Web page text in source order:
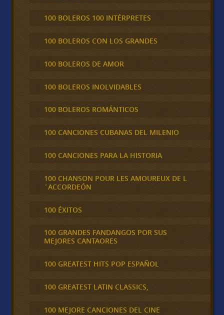
100 BOLEROS 100 INTÉRPRETES
100 BOLEROS CON LOS GRANDES
100 BOLEROS DE AMOR
100 BOLEROS INOLVIDABLES
100 BOLEROS ROMÁNTICOS
100 CANCIONES CUBANAS DEL MILENIO
100 CANCIONES PARA LA HISTORIA
100 CHANSON POUR LES AMOUREUX DE L
´ACCORDEÓN
100 ÉXITOS
100 GRANDES FANDANGOS POR SUS
MEJORES CANTAORES
100 GREATEST HITS POP ESPAÑOL
100 GREATEST LATIN CLASSICS,
100 MEJORE CANCIONES DEL CINE